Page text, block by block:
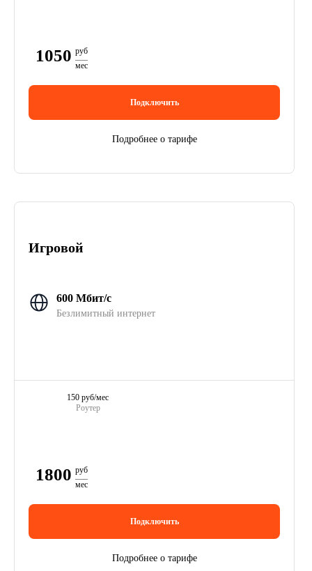
1050 руб
мес
Подключить
Подробнее о тарифе
Игровой
600 Мбит/с
Безлимитный интернет
Роутер
150 руб/мес
1800 руб
мес
Подключить
Подробнее о тарифе